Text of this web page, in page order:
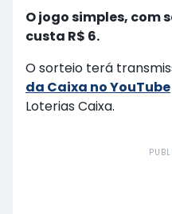
O jogo simples, com
custa R$ 6.
O sorteio terá
da Caixa no YouTube
Loterias Caixa.